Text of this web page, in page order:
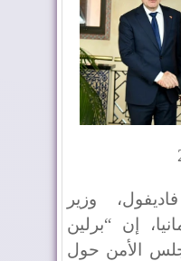
وزير
إن “برلين
الأمن حول